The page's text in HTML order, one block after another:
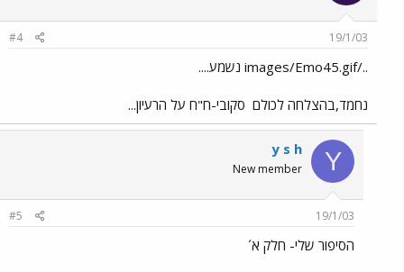
19/1/03
#4
../images/Emo45.gif נשמע....
נחמד,בהצלחה לכולם סקובי-ח"ח על הרעיון...
Y
y s h
New member
19/1/03
#5
הסיפור שלי- חלק א´